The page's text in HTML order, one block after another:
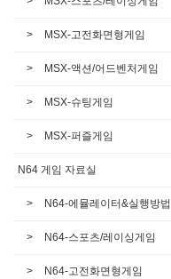
MSX-고전화면형게임
MSX-액션/어드벤처게임
MSX-슈팅게임
MSX-퍼즐게임
N64 게임 자료실
N64-에뮬레이터&실행방법
N64-스포츠/레이싱게임
N64-고전화면형게임